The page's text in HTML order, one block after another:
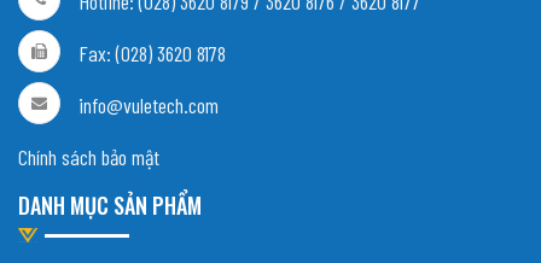
Fax: (028) 3620 8178
info@vuletech.com
Chính sách bảo mật
DANH MỤC SẢN PHẨM